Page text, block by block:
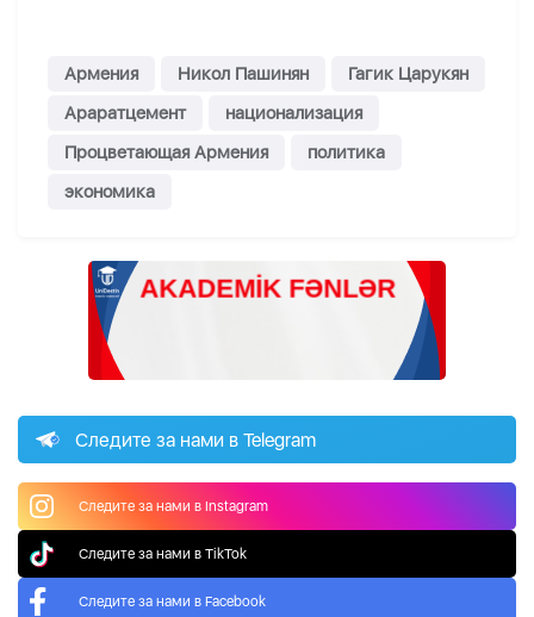
Армения Никол Пашинян
Гагик Царукян
Араратцемент
национализация
Процветающая Армения
политика
экономика
Следите за нами в Telegram
Следите за нами в Instagram
Следите за нами в TikTok
Следите за нами в Facebook